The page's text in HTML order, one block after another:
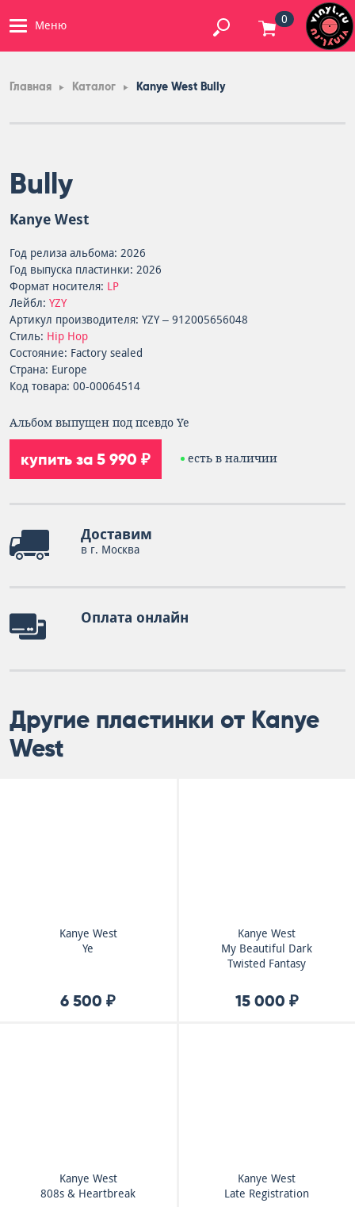
Меню 0
Главная Каталог Kanye West Bully
Bully
Kanye West
Год релиза альбома: 2026
Год выпуска пластинки: 2026
Формат носителя: LP
Лейбл: YZY
Артикул производителя: YZY – 912005656048
Стиль: Hip Hop
Состояние: Factory sealed
Страна: Europe
Код товара: 00-00064514
Альбом выпущен под псевдо Ye
купить за 5 990 ₽ есть в наличии
Доставим
в г. Москва
Оплата онлайн
Другие пластинки от Kanye
West
Kanye West
Ye
6 500 ₽
Kanye West
My Beautiful Dark
Twisted Fantasy
15 000 ₽
Kanye West
808s & Heartbreak
Kanye West
Late Registration